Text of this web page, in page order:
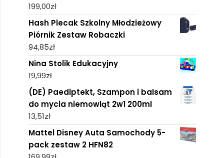
199,00zł
Hash Plecak Szkolny Młodzieżowy
Piórnik Zestaw Robaczki
94,85zł
Nina Stolik Edukacyjny
19,99zł
(DE) Paediptekt, Szampon i balsam
do mycia niemowląt 2w1 200ml
13,51zł
Mattel Disney Auta Samochody 5-
pack zestaw 2 HFN82